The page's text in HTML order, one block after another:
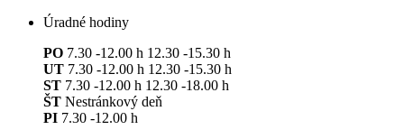
Úradné hodiny
PO 7.30 -12.00 h 12.30 -15.30 h
UT 7.30 -12.00 h 12.30 -15.30 h
ST 7.30 -12.00 h 12.30 -18.00 h
ŠT Nestránkový deň
PI 7.30 -12.00 h